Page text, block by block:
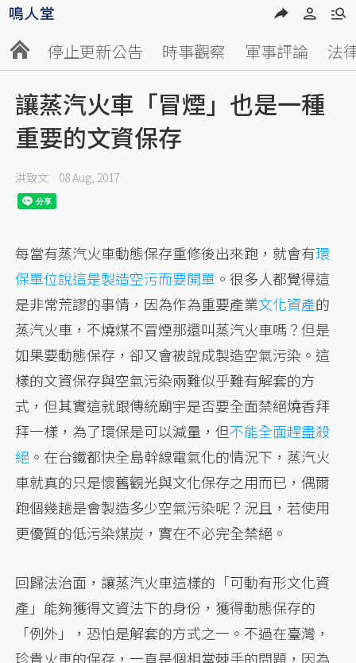
停止更新公告 時事觀察 軍事評論 法
讓蒸汽火車「冒煙」也是一種
重要的文資保存
洪致文 08 Aug, 2017
每當有蒸汽火車動態保存重修後出來跑，就會有環
保單位說這是製造空污而要開單 。很多人都覺得這
是非常荒謬的事情，因為作為重要產業文化資產的
蒸汽火車，不燒煤不冒煙那還叫蒸汽火車嗎？但是
如果要動態保存，卻又會被說成製造空氣污染。這
樣的文資保存與空氣污染兩難似乎難有解套的方
式，但其實這就跟傳統廟宇是否要全面禁絕燒香拜
拜一樣，為了環保是可以減量，但不能全面趕盡殺
絕 。在台鐵都快全島幹線電氣化的情況下，蒸汽火
車就真的只是懷舊觀光與文化保存之用而已，偶爾
跑個幾趟是會製造多少空氣污染呢？況且，若使用
更優質的低污染煤炭，實在不必完全禁絕。
回歸法治面，讓蒸汽火車這樣的「可動有形文化資
產」能夠獲得文資法下的身份，獲得動態保存的
「例外」，恐怕是解套的方式之一。不過在臺灣，
珍貴火車的保存，一直是個相當棘手的問題，因為